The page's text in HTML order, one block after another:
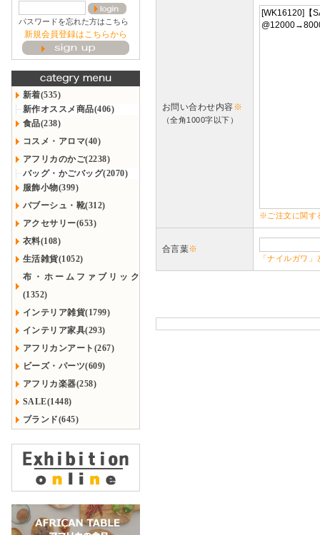
パスワードを忘れた方はこちら
新規会員登録はこちらから
新着(535)
新作オススメ商品(406)
食品(238)
コスメ・アロマ(40)
アフリカのかご(2238)
バッグ・かごバッグ(2070)
服飾小物(399)
バブーシュ・靴(312)
アクセサリー(653)
衣料(108)
生活雑貨(1052)
布・ホームファブリック
(1352)
インテリア雑貨(1799)
インテリア家具(293)
アフリカンアート(267)
ビーズ・パーツ(609)
アフリカ楽器(258)
SALE(1448)
ブランド(645)
お問い合わせ内容※
（全角1000字以下）
※ご注文に関す
合言葉※
「ナイルガワ